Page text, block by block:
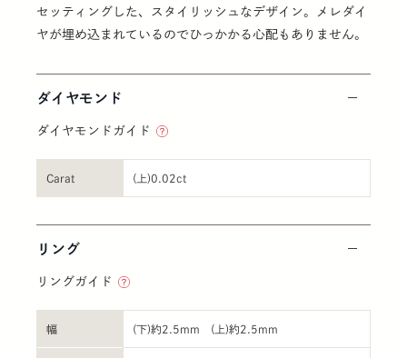
セッティングした、スタイリッシュなデザイン。メレダイ
ヤが埋め込まれているのでひっかかる心配もありません。
ダイヤモンド
ダイヤモンドガイド
Carat (上)0.02ct
リング
リングガイド
幅 (下)約2.5mm (上)約2.5mm